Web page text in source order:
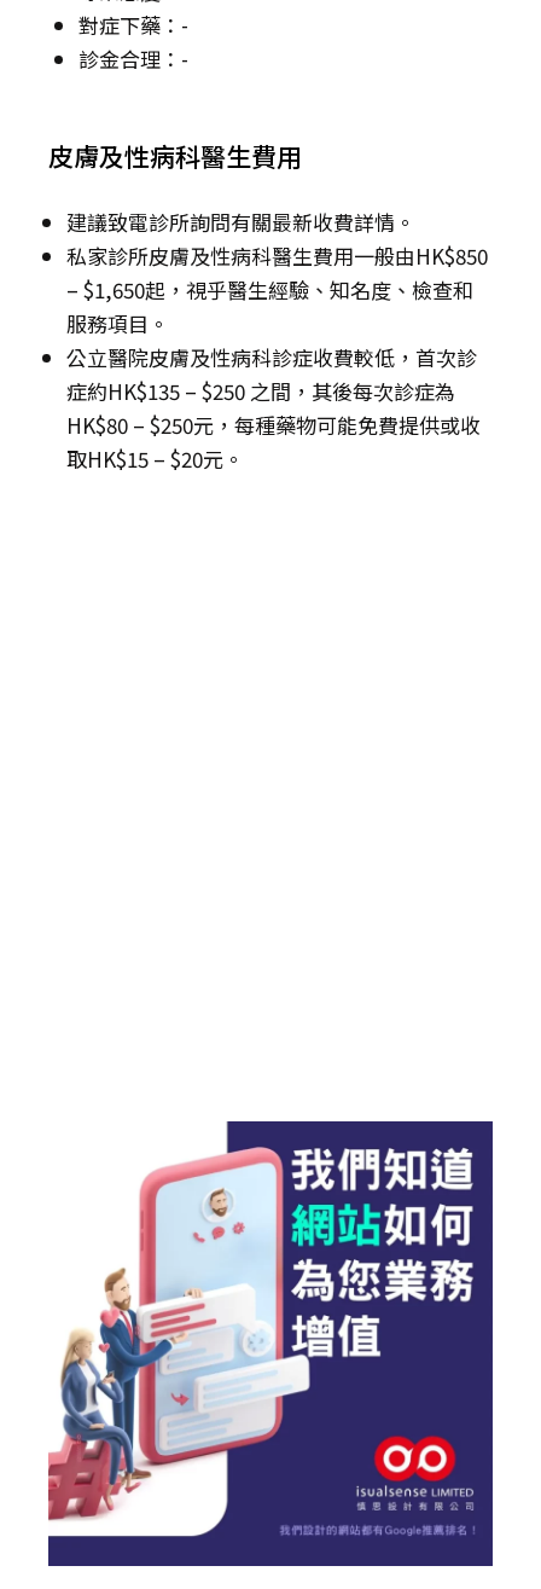
對症下藥：-
診金合理：-
皮膚及性病科醫生費用
建議致電診所詢問有關最新收費詳情。
私家診所皮膚及性病科醫生費用一般由HK$850
– $1,650起，視乎醫生經驗、知名度、檢查和
服務項目。
公立醫院皮膚及性病科診症收費較低，首次診
症約HK$135 – $250 之間，其後每次診症為
HK$80 – $250元，每種藥物可能免費提供或收
取HK$15 – $20元。